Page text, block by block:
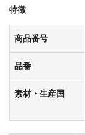
特徴
商品番号
品番
素材・生産国